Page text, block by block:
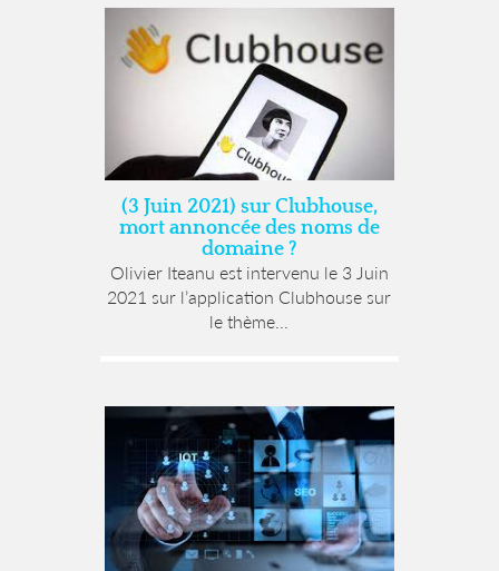
(3 Juin 2021) sur Clubhouse,
mort annoncée des noms de
domaine ?
Olivier Iteanu est intervenu le 3 Juin
2021 sur l’application Clubhouse sur
le thème...